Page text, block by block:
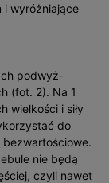
i wyróżniające
podwyż­
(fot. 2). Na 1
wielkości i siły
do
nie będą
czyli nawet